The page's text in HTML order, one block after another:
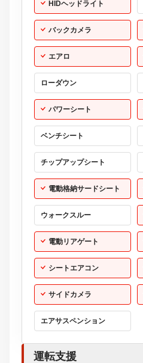
HIDヘッドライト
バックカメラ
エアロ
ローダウン
パワーシート
ベンチシート
チップアップシート
電動格納サードシート
ウォークスルー
電動リアゲート
シートエアコン
サイドカメラ
エアサスペンション
運転支援